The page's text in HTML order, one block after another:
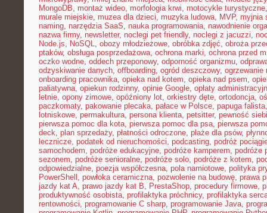
MongoDB, montaż wideo, morfologia krwi, motocykle turystyczne
murale miejskie, muzea dla dzieci, muzyka ludowa, MVP, myjnia
naming, narzędzia SaaS, nauka programowania, nawodnienie
nazwa firmy, newsletter, noclegi pet friendly, noclegi z jacuzzi,
Node.js, NoSQL, obozy młodzieżowe, obróbka zdjęć, obroża
ptaków, obsługa posprzedażowa, ochrona marki, ochrona przed
oczko wodne, oddech przeponowy, odporność organizmu,
odzyskiwanie danych, offboarding, ogród deszczowy, ogrzewanie
onboarding pracownika, opieka nad kotem, opieka nad psem,
paliatywna, opiekun rodzinny, opinie Google, opłaty
letnie, opony zimowe, opóźniony lot, orkiestry dęte, ortodoncja,
paczkomaty, pakowanie plecaka, pałace w Polsce, papuga falista
lotniskowe, permakultura, persona klienta, petsitter, pewność
pierwsza pomoc dla kota, pierwsza pomoc dla psa, pierwsza
deck, plan sprzedaży, płatności odroczone, plaże dla psów,
lecznicze, podatek od nieruchomości, podcasting, podróż
samochodem, podróże edukacyjne, podróże kamperem, podróże
sezonem, podróże senioralne, podróże solo, podróże z kotem,
odpowiedzialne, poezja współczesna, pola namiotowe, polityka
PowerShell , powłoka ceramiczna, pozwolenie na budowę, prawa
jazdy kat A, prawo jazdy kat B, PrestaShop, procedury firmowe,
produktywność osobista, profilaktyka próchnicy, profilaktyka
rentowności, programowanie C sharp, programowanie Java,